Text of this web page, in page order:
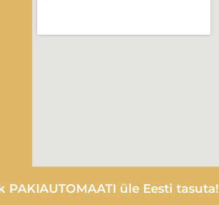
üle Eesti tasuta!